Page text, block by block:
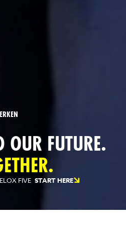
OUR FUTURE.
FIVE START HERE